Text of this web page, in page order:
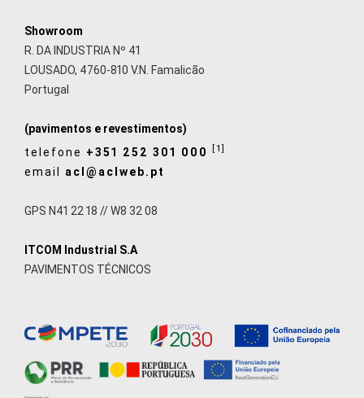
Showroom
R. DA INDUSTRIA Nº 41
LOUSADO, 4760-810 V.N. Famalicão
Portugal
(pavimentos e revestimentos)
telefone +351 252 301 000 [1]
email acl@aclweb.pt
GPS N41 22 18 // W8 32 08
ITCOM Industrial S.A
PAVIMENTOS TÉCNICOS